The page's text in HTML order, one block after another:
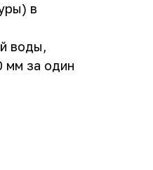
в
воды,
мм за один